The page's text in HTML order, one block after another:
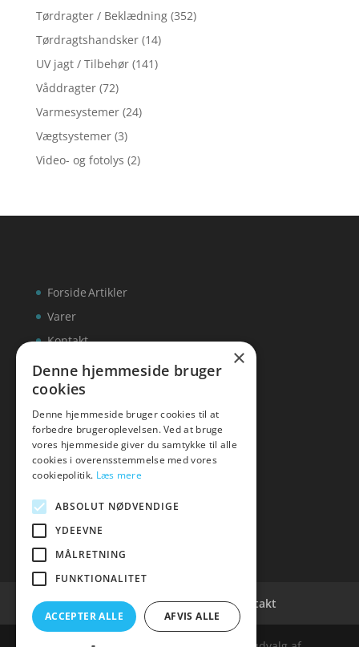
Tørdragter / Beklædning (352)
Tørdragtshandsker (14)
UV jagt / Tilbehør (141)
Våddragter (72)
Varmesystemer (24)
Vægtsystemer (3)
Video- og fotolys (2)
Forside
Varer
Kontakt
Artikler
inks
Tlf: 7876 8672
Mail:info@inks.dk
Cookie- og privatlivspolitik Kontakt
×
Denne hjemmeside bruger
cookies
Denne hjemmeside bruger cookies til at
forbedre brugeroplevelsen. Ved at bruge
vores hjemmeside giver du samtykke til alle
cookies i overensstemmelse med vores
cookiepolitik. Læs mere
ABSOLUT NØDVENDIGE
YDEEVNE
MÅLRETNING
FUNKTIONALITET
ACCEPTER ALLE AFVIS ALLE